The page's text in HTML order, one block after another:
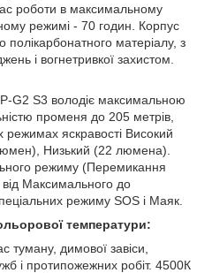
роботи в максимальному
режимі - 70 годин. Корпус
полікарбонатного матеріалу, з
і вогнетривкої захистом.
G2 S3 володіє максимальною
променя до 205 метрів,
яскравості Високий
Низький (22 люмена).
режиму (Перемикання
від Максимального до
режиму SOS і Маяк.
температури:
туману, димової завіси,
і протипожежних робіт. 4500К